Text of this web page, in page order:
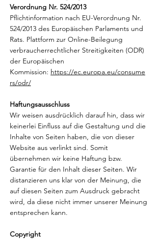
Verordnung Nr. 524/2013
Pflichtinformation nach EU-Verordnung Nr.
524/2013 des Europäischen Parlaments und
Rats. Plattform zur Online-Beilegung
verbraucherrechtlicher Streitigkeiten (ODR)
der Europäischen
Kommission: https://ec.europa.eu/consume
rs/odr/
Haftungsausschluss
Wir weisen ausdrücklich darauf hin, dass wir
keinerlei Einfluss auf die Gestaltung und die
Inhalte von Seiten haben, die von dieser
Website aus verlinkt sind. Somit
übernehmen wir keine Haftung bzw.
Garantie für den Inhalt dieser Seiten. Wir
distanzieren uns klar von der Meinung, die
auf diesen Seiten zum Ausdruck gebracht
wird, da diese nicht immer unserer Meinung
entsprechen kann.
Copyright